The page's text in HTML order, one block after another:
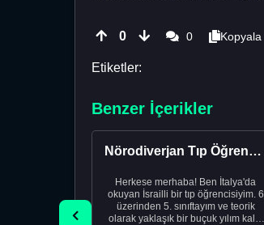
0 0 Kopyala
Etiketler:
Benzer İçerikler
Nörodiverjan Tıp Öğrencisi Yeni Bir Yol Arıyor
Herkese merhaba! Ben İtalya'da
okuyan İsrailli bir tıp öğrencisiyim. 6
üzerinden 5. sınıftayım ve teorik
olarak yaklaşık bir buçuk yılım kaldı